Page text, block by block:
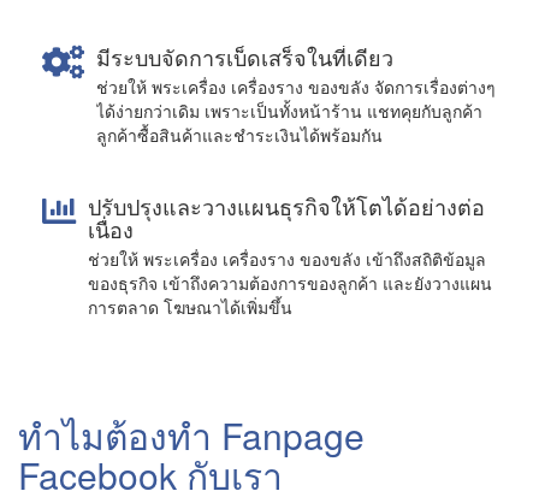
มีระบบจัดการเบ็ดเสร็จในที่เดียว
ช่วยให้ พระเครื่อง เครื่องราง ของขลัง จัดการเรื่องต่างๆ
ได้ง่ายกว่าเดิม เพราะเป็นทั้งหน้าร้าน แชทคุยกับลูกค้า
ลูกค้าซื้อสินค้าและชำระเงินได้พร้อมกัน
ปรับปรุงและวางแผนธุรกิจให้โตได้อย่างต่อ
เนื่อง
ช่วยให้ พระเครื่อง เครื่องราง ของขลัง เข้าถึงสถิติข้อมูล
ของธุรกิจ เข้าถึงความต้องการของลูกค้า และยังวางแผน
การตลาด โฆษณาได้เพิ่มขึ้น
ทำไมต้องทำ Fanpage
Facebook กับเรา